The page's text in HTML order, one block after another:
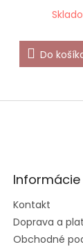
Do
Informácie
Kontakt
Doprava a
Obchodné